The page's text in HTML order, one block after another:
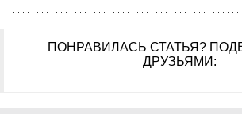
ПОНРАВИЛАСЬ СТАТЬЯ?
ДРУЗЬЯМИ: